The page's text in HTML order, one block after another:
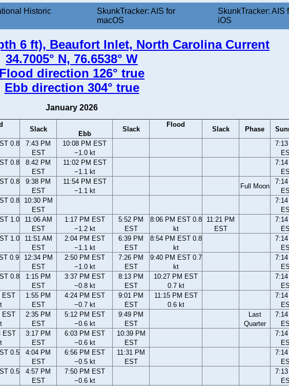
Historic
SkunkTracker: AIS for
macOS
SkunkTracker: AIS
iOS
6 ft), Beaufort Inlet, North Carolina Current
34.7005° N, 76.6538° W
Flood direction 126° true
Ebb direction 304° true
January 2026
Slack
Ebb
Slack
Flood
Slack Phase
0.8
7:43 PM
EST
10:08 PM EST
−1.0 kt
7:13
0.8
8:42 PM
EST
11:02 PM EST
−1.1 kt
7:14
0.8
9:38 PM
EST
11:54 PM EST
−1.1 kt
Full Moon
7:14
0.8
10:30 PM
EST
7:14
1.0
11:06 AM
EST
1:17 PM EST
−1.2 kt
5:52 PM
EST
8:06 PM EST 0.8
kt
11:21 PM
EST
7:14
1.0
11:51 AM
EST
2:04 PM EST
−1.1 kt
6:39 PM
EST
8:54 PM EST 0.8
kt
7:14
0.9
12:34 PM
EST
2:50 PM EST
−1.0 kt
7:26 PM
EST
9:40 PM EST 0.7
kt
7:14
0.8
1:15 PM
EST
3:37 PM EST
−0.8 kt
8:13 PM
EST
10:27 PM EST
0.7 kt
7:14
EST
1:55 PM
EST
4:24 PM EST
−0.7 kt
9:01 PM
EST
11:15 PM EST
0.6 kt
7:14
EST
2:35 PM
EST
5:12 PM EST
−0.6 kt
9:49 PM
EST
Last
Quarter
7:14
EST
3:17 PM
EST
6:03 PM EST
−0.6 kt
10:39 PM
EST
7:14
0.5
4:04 PM
EST
6:56 PM EST
−0.5 kt
11:31 PM
EST
7:14
0.5
4:57 PM
EST
7:50 PM EST
−0.6 kt
7:13